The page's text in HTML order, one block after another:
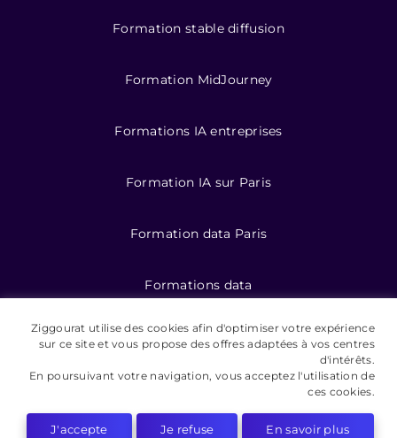
Formation stable diffusion
Formation MidJourney
Formations IA entreprises
Formation IA sur Paris
Formation data Paris
Formations data
Formation IA pour entreprises
Ziggourat utilise des cookies afin d'optimiser votre expérience
sur ce site et vous propose des offres adaptées à vos centres
d'intérêts.
En poursuivant votre navigation, vous acceptez l'utilisation de
ces cookies.
J'accepte Je refuse En savoir plus